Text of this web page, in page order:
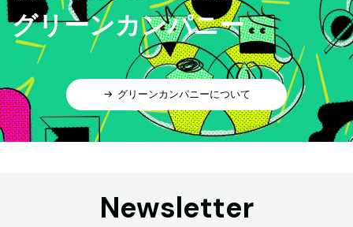
グリーンカンパニー
グリーンカンパニーについて
Newsletter